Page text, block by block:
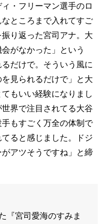
・フリーマン選手のロ
ところまで入れてすご
り返った宮司アナ。大
がなかった」という
だけで。そういう風に
見られるだけで」と大
もいい経験になりまし
界で注目されてる大谷
もすごく万全の体制で
ると感じました。ドジ
アツそうですね」と締
『宮司愛海のすみま